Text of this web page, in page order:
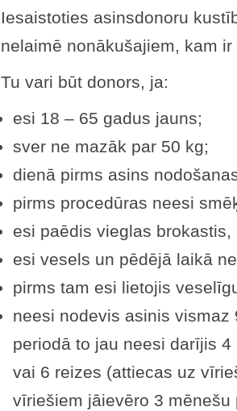
Iesaistoties asinsdonoru
nelaimē nonākušajiem, kam
Tu vari būt donors, ja:
esi 18 – 65 gadus jauns;
sver ne mazāk par 50 kg;
dienā pirms asins
pirms procedūras neesi
esi paēdis vieglas
esi vesels un pēdējā laikā
pirms tam esi lietojis
neesi nodevis asinis
periodā to jau neesi darījis
vai 6 reizes (attiecas uz
vīriešiem jāievēro 3 mēnešu